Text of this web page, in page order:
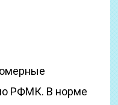
РФМК. В норме